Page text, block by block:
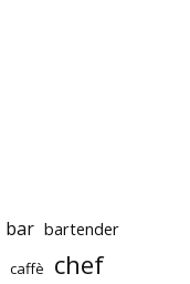
bar bartender
caffè chef